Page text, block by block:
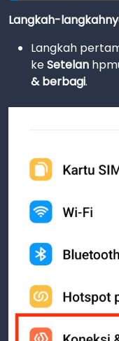
Langkah-
Langkah
keSetelan
& berbagi.